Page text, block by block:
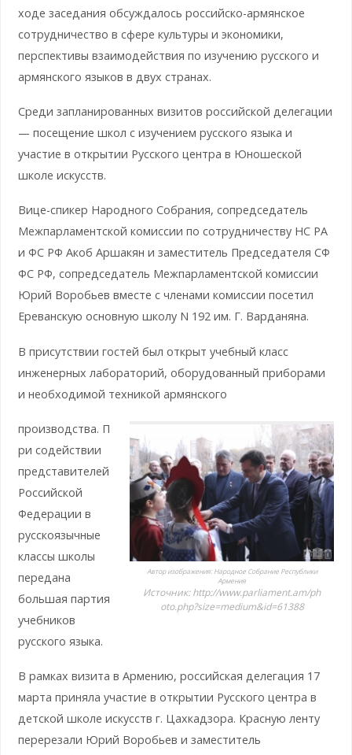
ходе заседания обсуждалось российско-армянское
сотрудничество в сфере культуры и экономики,
перспективы взаимодействия по изучению русского и
армянского языков в двух странах.
Среди запланированных визитов российской делегации
— посещение школ с изучением русского языка и
участие в открытии Русского центра в Юношеской
школе искусств.
Вице-спикер Народного Собрания, сопредседатель
Межпарламентской комиссии по сотрудничеству НС РА
и ФС РФ Акоб Аршакян и заместитель Председателя СФ
ФС РФ, сопредседатель Межпарламентской комиссии
Юрий Воробьев вместе с членами комиссии посетил
Ереванскую основную школу N 192 им. Г. Варданяна.
В присутствии гостей был открыт учебный класс
инженерных лабораторий, оборудованный приборами
и необходимой техникой армянского
Автор изображения:Народное Собрание Республики
Армения
Источник:http://www.parliament.am/ph
oto.php?size=medium&id=61388
производства. П
ри содействии
представителей
Российской
Федерации в
русскоязычные
классы школы
передана
большая партия
учебников
русского языка.
В рамках визита в Армению, российская делегация 17
марта приняла участие в открытии Русского центра в
детской школе искусств г. Цахкадзора. Красную ленту
перерезали Юрий Воробьев и заместитель